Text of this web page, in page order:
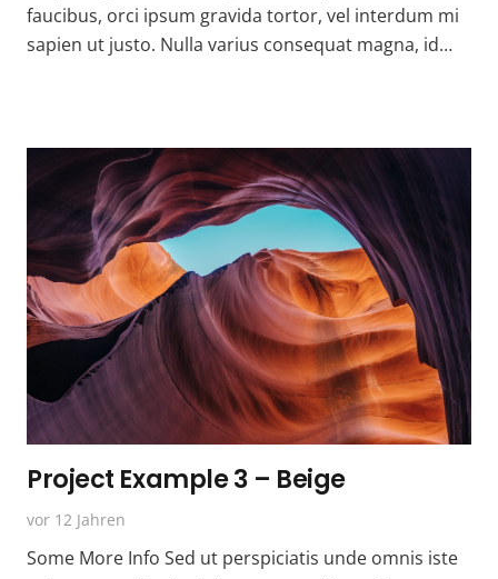
faucibus, orci ipsum gravida tortor, vel interdum mi
sapien ut justo. Nulla varius consequat magna, id…
Project Example 3 – Beige
vor 12 Jahren
Some More Info Sed ut perspiciatis unde omnis iste